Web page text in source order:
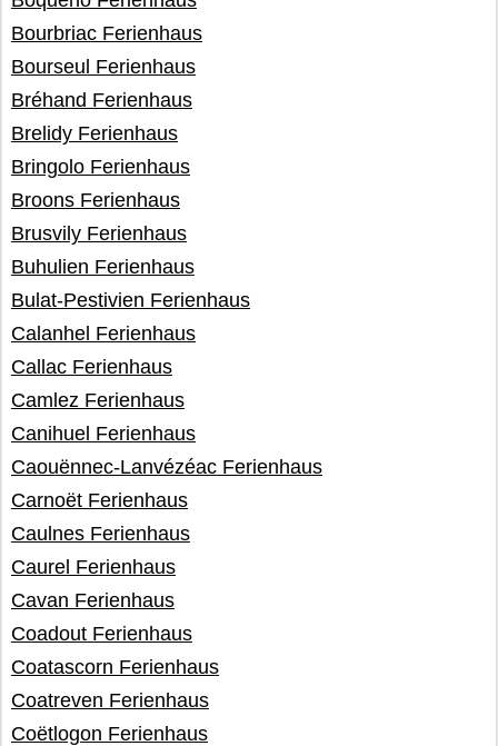
Bourbriac Ferienhaus
Bourseul Ferienhaus
Bréhand Ferienhaus
Brelidy Ferienhaus
Bringolo Ferienhaus
Broons Ferienhaus
Brusvily Ferienhaus
Buhulien Ferienhaus
Bulat-Pestivien Ferienhaus
Calanhel Ferienhaus
Callac Ferienhaus
Camlez Ferienhaus
Canihuel Ferienhaus
Caouënnec-Lanvézéac Ferienhaus
Carnoët Ferienhaus
Caulnes Ferienhaus
Caurel Ferienhaus
Cavan Ferienhaus
Coadout Ferienhaus
Coatascorn Ferienhaus
Coatreven Ferienhaus
Coëtlogon Ferienhaus